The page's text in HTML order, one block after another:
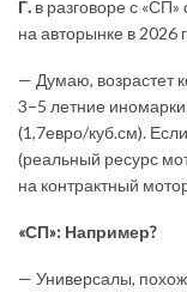
Г. в разговоре с
на авторынке в 2026
— Думаю, возрастет
3−5 летние
(1,7евро/куб.см).
(реальный ресурс
на контрактный
«СП»: Например?
— Универсалы,